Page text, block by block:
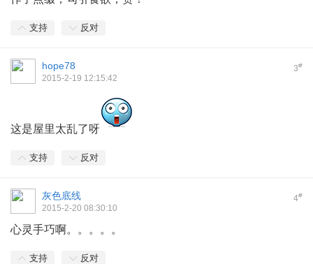
支持 反对
3#
hope78
2015-2-19 12:15:42
这是屋里太乱了呀
支持 反对
4#
灰色底线
2015-2-20 08:30:10
心灵手巧啊。。。。。
支持 反对